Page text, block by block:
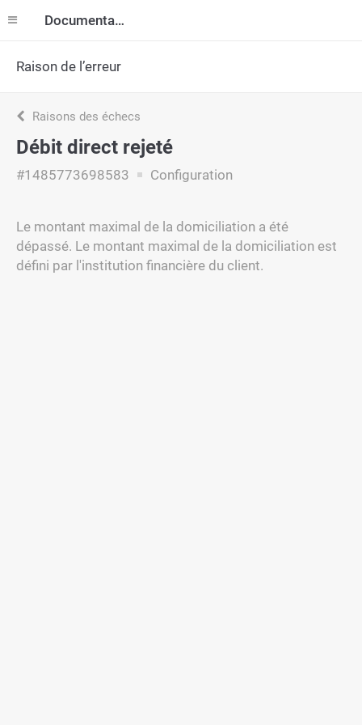
Documentation
Raison de l’erreur
Raisons des échecs
Débit direct rejeté
#1485773698583 Configuration
Le montant maximal de la domiciliation a été
dépassé. Le montant maximal de la domiciliation est
défini par l'institution financière du client.